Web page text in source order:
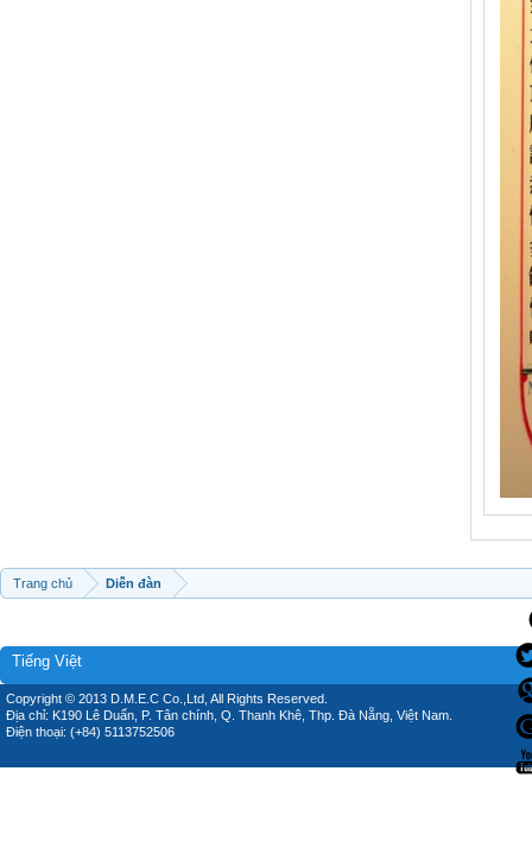
Trang chủ Diễn đàn
Tiếng Việt
Copyright © 2013 D.M.E.C Co.,Ltd, All Rights Reserved.
Địa chỉ: K190 Lê Duẩn, P. Tân chính, Q. Thanh Khê, Thp. Đà Nẵng, Việt Nam.
Điện thoại: (+84) 5113752506